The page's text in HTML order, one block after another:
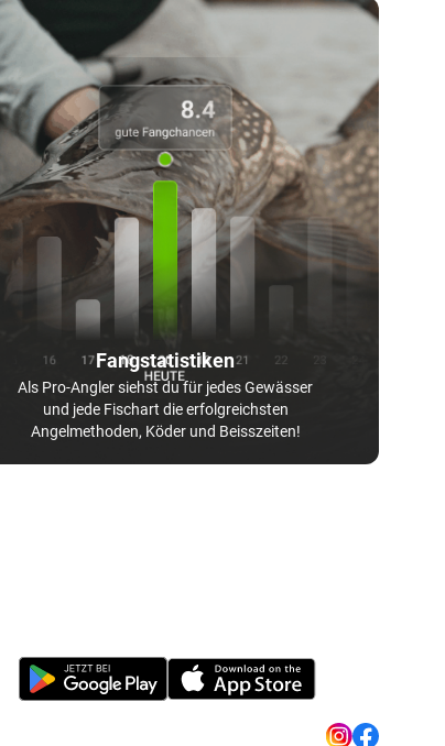
Fangstatistiken
Als Pro-Angler siehst du für jedes Gewässer
und jede Fischart die erfolgreichsten
Angelmethoden, Köder und Beisszeiten!